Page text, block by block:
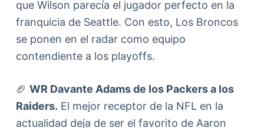
que Wilson parecía el jugador perfecto en la
franquicia de Seattle. Con esto, Los Broncos
se ponen en el radar como equipo
contendiente a los playoffs.
🏈 WR Davante Adams de los Packers a los
Raiders. El mejor receptor de la NFL en la
actualidad deja de ser el favorito de Aaron